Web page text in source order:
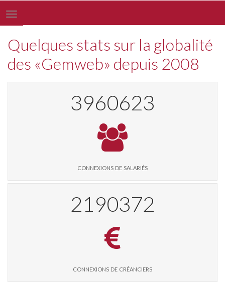
Toggle
navigation
Quelques stats sur la globalité
des «Gemweb» depuis 2008
4110558
connexions de salariés
2273292
connexions de créanciers